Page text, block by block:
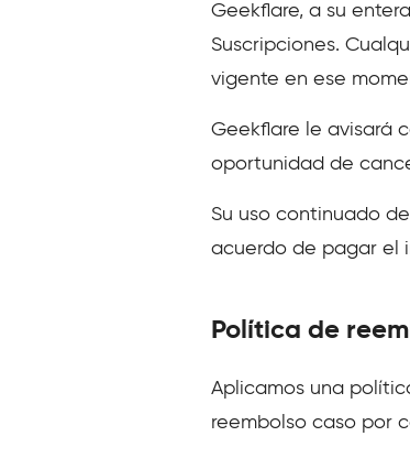
Geekflare, a su
Suscripciones.
vigente en ese
Geekflare le avisará
oportunidad de
Su uso continuado
acuerdo de pagar el
Política de
Aplicamos una
reembolso caso por